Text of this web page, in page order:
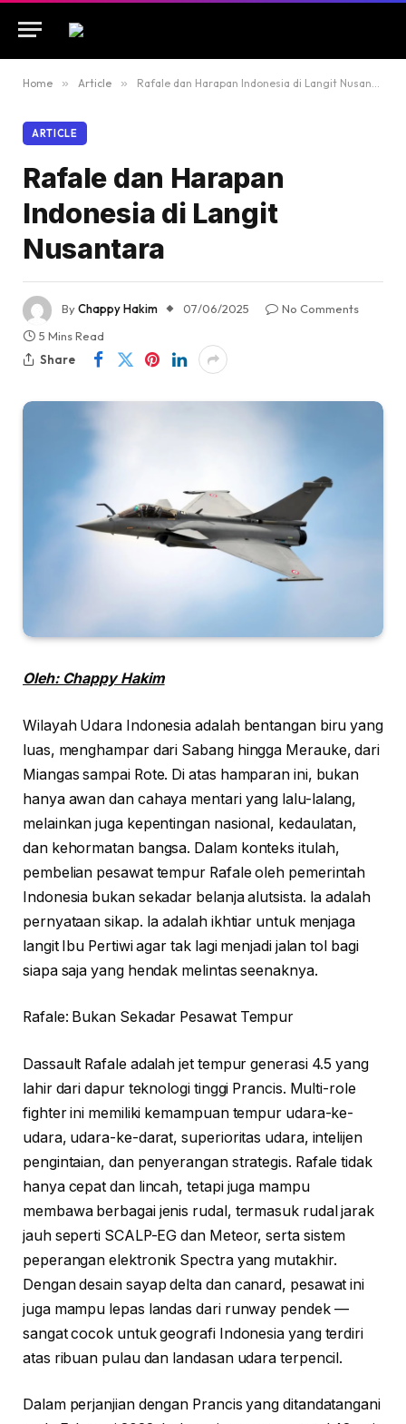
Home » Article » Rafale dan Harapan Indonesia di Langit Nusantara
ARTICLE
Rafale dan Harapan
Indonesia di Langit
Nusantara
ByChappy Hakim 07/06/2025
No Comments
5 Mins Read
Share
Oleh: Chappy Hakim
Wilayah Udara Indonesia adalah bentangan biru yang
luas, menghampar dari Sabang hingga Merauke, dari
Miangas sampai Rote. Di atas hamparan ini, bukan
hanya awan dan cahaya mentari yang lalu-lalang,
melainkan juga kepentingan nasional, kedaulatan,
dan kehormatan bangsa. Dalam konteks itulah,
pembelian pesawat tempur Rafale oleh pemerintah
Indonesia bukan sekadar belanja alutsista. Ia adalah
pernyataan sikap. Ia adalah ikhtiar untuk menjaga
langit Ibu Pertiwi agar tak lagi menjadi jalan tol bagi
siapa saja yang hendak melintas seenaknya.
Rafale: Bukan Sekadar Pesawat Tempur
Dassault Rafale adalah jet tempur generasi 4.5 yang
lahir dari dapur teknologi tinggi Prancis. Multi-role
fighter ini memiliki kemampuan tempur udara-ke-
udara, udara-ke-darat, superioritas udara, intelijen
pengintaian, dan penyerangan strategis. Rafale tidak
hanya cepat dan lincah, tetapi juga mampu
membawa berbagai jenis rudal, termasuk rudal jarak
jauh seperti SCALP-EG dan Meteor, serta sistem
peperangan elektronik Spectra yang mutakhir.
Dengan desain sayap delta dan canard, pesawat ini
juga mampu lepas landas dari runway pendek —
sangat cocok untuk geografi Indonesia yang terdiri
atas ribuan pulau dan landasan udara terpencil.
Dalam perjanjian dengan Prancis yang ditandatangani